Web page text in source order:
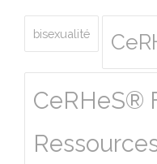
bisexualité
CeRHeS®